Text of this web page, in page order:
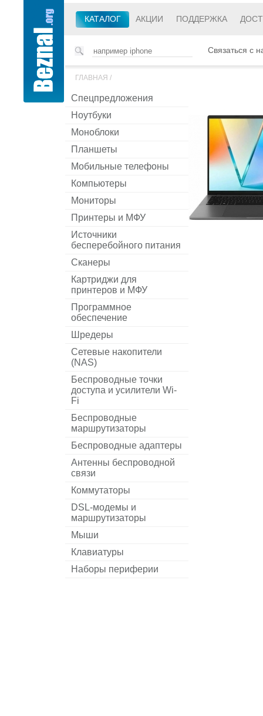
КАТАЛОГ АКЦИИ ПОДДЕРЖКА
Связаться с
ГЛАВНАЯ /
Спецпредложения
Ноутбуки
Моноблоки
Планшеты
Мобильные телефоны
Компьютеры
Мониторы
Принтеры и МФУ
Источники
бесперебойного питания
Сканеры
Картриджи для
принтеров и МФУ
Программное
обеспечение
Шредеры
Сетевые накопители
(NAS)
Беспроводные точки
доступа и усилители Wi-
Fi
Беспроводные
маршрутизаторы
Беспроводные адаптеры
Антенны беспроводной
связи
Коммутаторы
DSL-модемы и
маршрутизаторы
Мыши
Клавиатуры
Наборы периферии